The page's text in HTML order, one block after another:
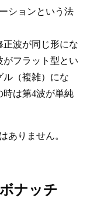
ションという法
正波が同じ形にな
がフラット型とい
ル（複雑）にな
時は第4波が単純
ありません。
ナッチ